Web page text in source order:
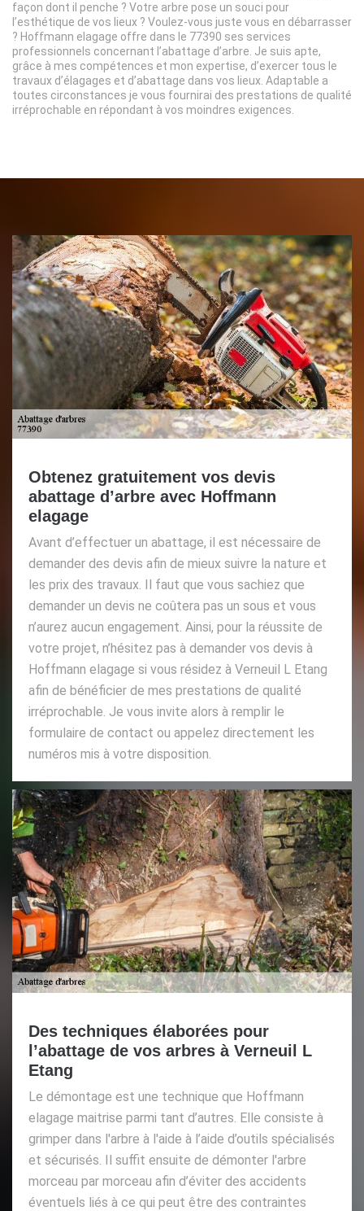
façon dont il penche ? Votre arbre pose un souci pour
l’esthétique de vos lieux ? Voulez-vous juste vous en débarrasser
? Hoffmann elagage offre dans le 77390 ses services
professionnels concernant l’abattage d’arbre. Je suis apte,
grâce à mes compétences et mon expertise, d’exercer tous le
travaux d’élagages et d’abattage dans vos lieux. Adaptable a
toutes circonstances je vous fournirai des prestations de qualité
irréprochable en répondant à vos moindres exigences.
Obtenez gratuitement vos devis
abattage d’arbre avec Hoffmann
elagage
Avant d’effectuer un abattage, il est nécessaire de
demander des devis afin de mieux suivre la nature et
les prix des travaux. Il faut que vous sachiez que
demander un devis ne coûtera pas un sous et vous
n’aurez aucun engagement. Ainsi, pour la réussite de
votre projet, n’hésitez pas à demander vos devis à
Hoffmann elagage si vous résidez à Verneuil L Etang
afin de bénéficier de mes prestations de qualité
irréprochable. Je vous invite alors à remplir le
formulaire de contact ou appelez directement les
numéros mis à votre disposition.
Des techniques élaborées pour
l’abattage de vos arbres à Verneuil L
Etang
Le démontage est une technique que Hoffmann
elagage maitrise parmi tant d’autres. Elle consiste à
grimper dans l'arbre à l'aide à l’aide d’outils spécialisés
et sécurisés. Il suffit ensuite de démonter l'arbre
morceau par morceau afin d’éviter des accidents
éventuels liés à ce qui peut être des contraintes